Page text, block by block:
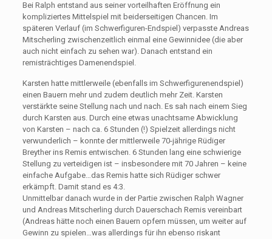
Bei Ralph entstand aus seiner vorteilhaften Eröffnung ein
kompliziertes Mittelspiel mit beiderseitigen Chancen. Im
späteren Verlauf (im Schwerfiguren-Endspiel) verpasste Andreas
Mitscherling zwischenzeitlich einmal eine Gewinnidee (die aber
auch nicht einfach zu sehen war). Danach entstand ein
remisträchtiges Damenendspiel.
Karsten hatte mittlerweile (ebenfalls im Schwerfigurenendspiel)
einen Bauern mehr und zudem deutlich mehr Zeit. Karsten
verstärkte seine Stellung nach und nach. Es sah nach einem Sieg
durch Karsten aus. Durch eine etwas unachtsame Abwicklung
von Karsten – nach ca. 6 Stunden (!) Spielzeit allerdings nicht
verwunderlich – konnte der mittlerweile 70-jährige Rüdiger
Breyther ins Remis entwischen. 6 Stunden lang eine schwierige
Stellung zu verteidigen ist – insbesondere mit 70 Jahren – keine
einfache Aufgabe…das Remis hatte sich Rüdiger schwer
erkämpft. Damit stand es 4:3.
Unmittelbar danach wurde in der Partie zwischen Ralph Wagner
und Andreas Mitscherling durch Dauerschach Remis vereinbart
(Andreas hätte noch einen Bauern opfern müssen, um weiter auf
Gewinn zu spielen…was allerdings für ihn ebenso riskant